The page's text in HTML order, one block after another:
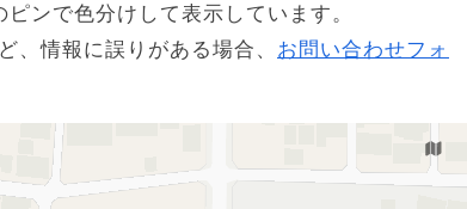
ンで色分けして表示しています。
、情報に誤りがある場合、 お問い合わせフォ